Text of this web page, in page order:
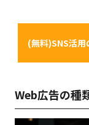
(無料)SNS活用
Web広告の種